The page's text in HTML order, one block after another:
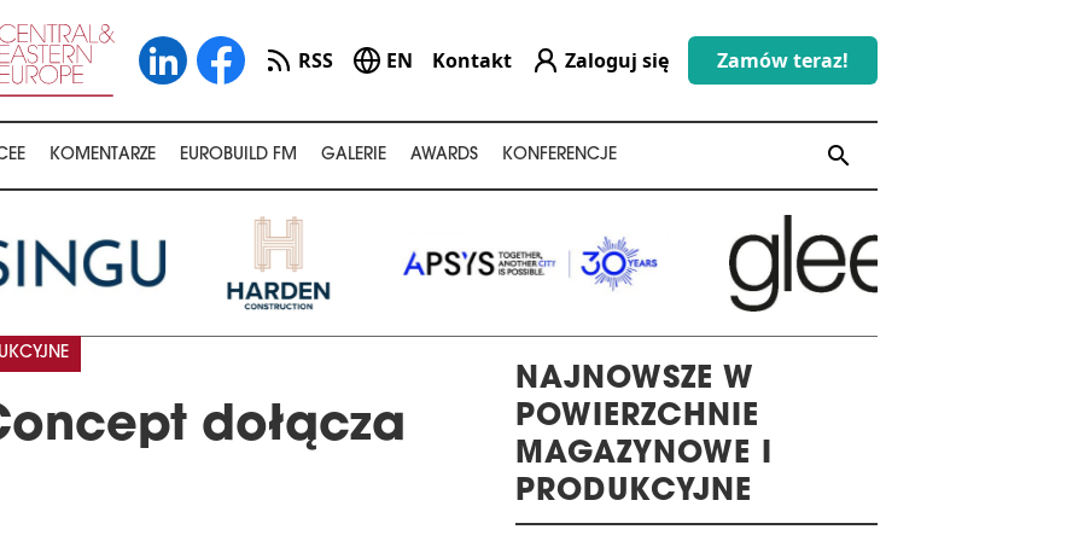
RSS EN Kontakt Zaloguj się Zamów teraz!
KOMENTARZE EUROBUILD FM GALERIE AWARDS KONFERENCJE search
dołącza
NAJNOWSZE W
POWIERZCHNIE
MAGAZYNOWE I
PRODUKCYJNE